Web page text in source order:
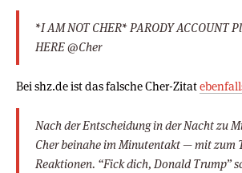
*I AM NOT CHER* PARODY ACCOUNT
HERE @Cher
Bei shz.de ist das falsche Cher-Zitat
Nach der Entscheidung in der Nacht zu
Cher beinahe im Minutentakt — mit zum
Reaktionen. “Fick dich, Donald Trump”